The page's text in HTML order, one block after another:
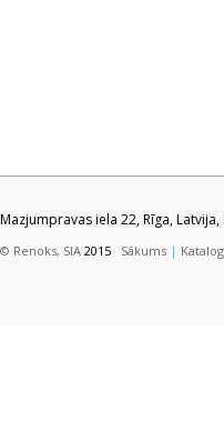
Mazjumpravas iela 22, Rīga,
© Renoks, SIA 2015 Sākums |